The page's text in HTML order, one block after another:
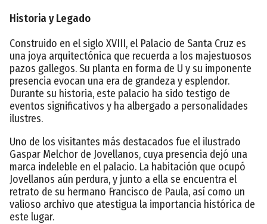
Historia y Legado
Construido en el siglo XVIII, el Palacio de Santa Cruz es
una joya arquitectónica que recuerda a los majestuosos
pazos gallegos. Su planta en forma de U y su imponente
presencia evocan una era de grandeza y esplendor.
Durante su historia, este palacio ha sido testigo de
eventos significativos y ha albergado a personalidades
ilustres.
Uno de los visitantes más destacados fue el ilustrado
Gaspar Melchor de Jovellanos, cuya presencia dejó una
marca indeleble en el palacio. La habitación que ocupó
Jovellanos aún perdura, y junto a ella se encuentra el
retrato de su hermano Francisco de Paula, así como un
valioso archivo que atestigua la importancia histórica de
este lugar.